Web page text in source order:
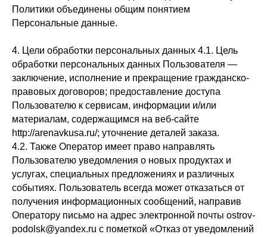
Политики объединены общим понятием
Персональные данные.
4. Цели обработки персональных данных 4.1. Цель
обработки персональных данных Пользователя —
заключение, исполнение и прекращение гражданско-
правовых договоров; предоставление доступа
Пользователю к сервисам, информации и/или
материалам, содержащимся на веб-сайте
http://arenavkusa.ru/; уточнение деталей заказа.
4.2. Также Оператор имеет право направлять
Пользователю уведомления о новых продуктах и
услугах, специальных предложениях и различных
событиях. Пользователь всегда может отказаться от
получения информационных сообщений, направив
Оператору письмо на адрес электронной почты ostrov-
podolsk@yandex.ru с пометкой «Отказ от уведомлений